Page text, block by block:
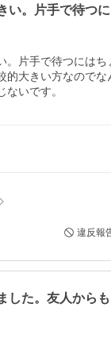
。片手で待つにはち
的大きい方なのでな
いです。
違反報